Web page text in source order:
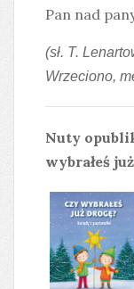
Pan nad
(sł. T.
Wrzeciono,
Nuty
wybrałeś